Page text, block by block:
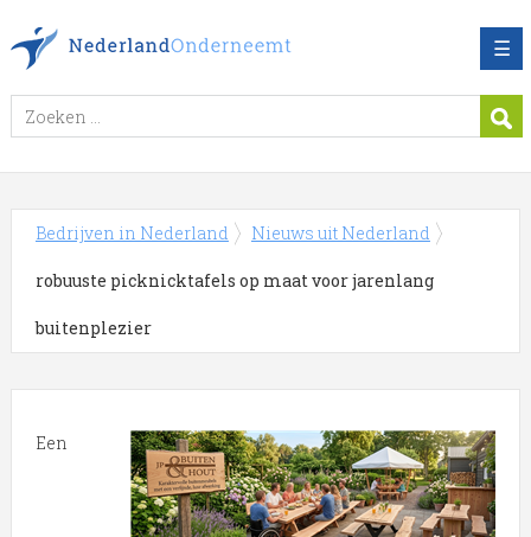
☰
Bedrijven in Nederland Nieuws uit Nederland
robuuste picknicktafels op maat voor jarenlang
buitenplezier
Een